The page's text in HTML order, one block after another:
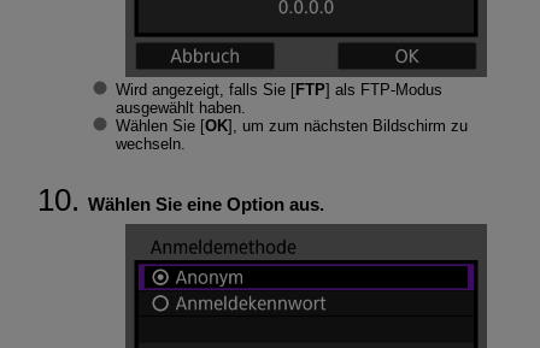
Wird angezeigt, falls Sie [FTP] als FTP-Modus
ausgewählt haben.
Wählen Sie [OK], um zum nächsten Bildschirm zu
wechseln.
Wählen Sie eine Option aus.